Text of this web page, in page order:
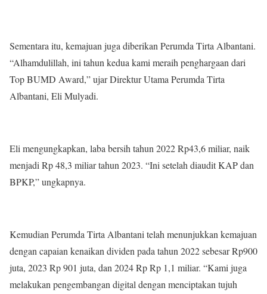
Sementara itu, kemajuan juga diberikan Perumda Tirta Albantani.
“Alhamdulillah, ini tahun kedua kami meraih penghargaan dari
Top BUMD Award,” ujar Direktur Utama Perumda Tirta
Albantani, Eli Mulyadi.
Eli mengungkapkan, laba bersih tahun 2022 Rp43,6 miliar, naik
menjadi Rp 48,3 miliar tahun 2023. “Ini setelah diaudit KAP dan
BPKP,” ungkapnya.
Kemudian Perumda Tirta Albantani telah menunjukkan kemajuan
dengan capaian kenaikan dividen pada tahun 2022 sebesar Rp900
juta, 2023 Rp 901 juta, dan 2024 Rp Rp 1,1 miliar. “Kami juga
melakukan pengembangan digital dengan menciptakan tujuh